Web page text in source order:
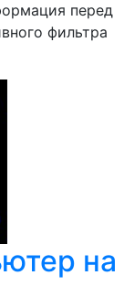
перед
фильтра
на